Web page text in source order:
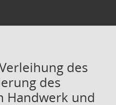
des
des
Handwerk und